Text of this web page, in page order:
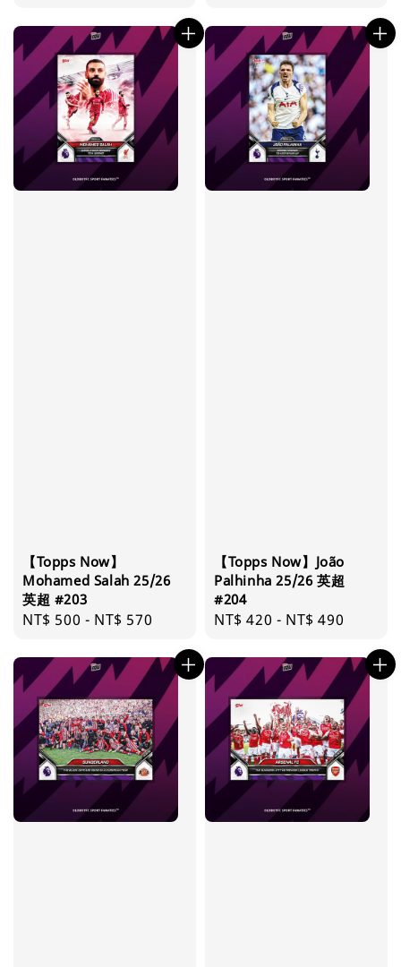
【Topps Now】
Mohamed Salah 25/26
英超 #203
Regular
NT$ 500 - NT$ 570
【Topps Now】João
Palhinha 25/26 英超
#204
Regular
NT$ 420 - NT$ 490